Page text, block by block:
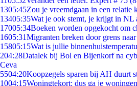
1305:45Zou je vreemdgaan in een relatie
13405:35Wat je ook stemt, je krijgt in
17005:34Boeken worden opgekocht om
1605:31Migranten breken door grens
15805:15Wat is jullie
204:28Datalek bij Bol en Bijenkorf na
Ceva
5504:20Koopzegels sparen bij AH duurt
1004:15Woningtekort: dus ga je